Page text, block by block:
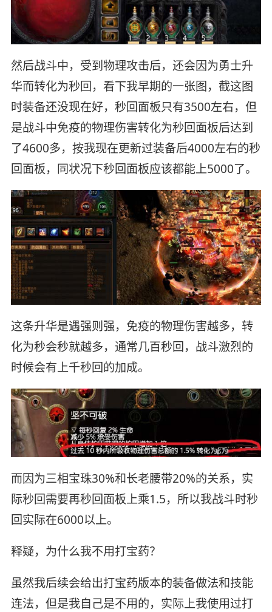
然后战斗中，受到物理攻击后，还会因为勇士升
华而转化为秒回，看下我早期的一张图，截这图
时装备还没现在好，秒回面板只有3500左右，但
是战斗中免疫的物理伤害转化为秒回面板后达到
了4600多，按我现在更新过装备后4000左右的秒
回面板，同状况下秒回面板应该都能上5000了。
这条升华是遇强则强，免疫的物理伤害越多，转
化为秒会秒就越多，通常几百秒回，战斗激烈的
时候会有上千秒回的加成。
而因为三相宝珠30%和长老腰带20%的关系，实
际秒回需要再秒回面板上乘1.5，所以我战斗时秒
回实际在6000以上。
释疑，为什么我不用打宝药？
虽然我后续会给出打宝药版本的装备做法和技能
连法，但是我自己是不用的，实际上我使用过打